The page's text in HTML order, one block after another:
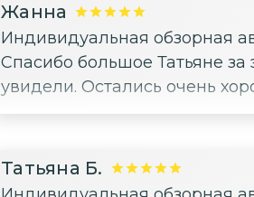
Жанна
Индивидуальная обзорная
Спасибо большое Татьяне
увидели. Остались очень
Татьяна Б.